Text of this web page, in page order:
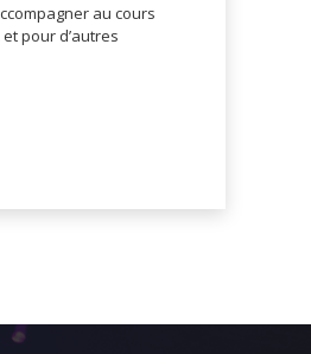
au cours
pour d’autres